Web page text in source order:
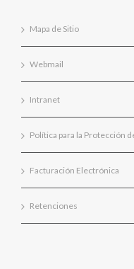
Mapa de Sitio
Webmail
Intranet
Política para la Protección
Facturación Electrónica
Retenciones